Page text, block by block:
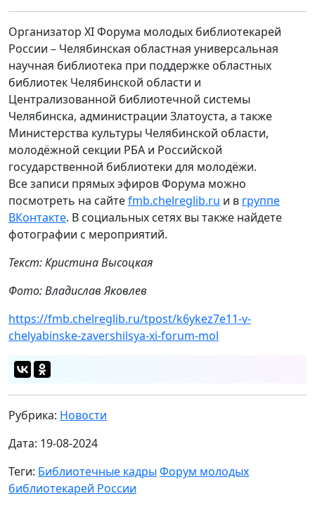
Организатор XI Форума молодых библиотекарей
России – Челябинская областная универсальная
научная библиотека при поддержке областных
библиотек Челябинской области и
Централизованной библиотечной системы
Челябинска, администрации Златоуста, а также
Министерства культуры Челябинской области,
молодёжной секции РБА и Российской
государственной библиотеки для молодёжи.
Все записи прямых эфиров Форума можно
посмотреть на сайтеfmb.chelreglib.ru и в группе
ВКонтакте. В социальных сетях вы также найдете
фотографии с мероприятий.
Текст: Кристина Высоцкая
Фото: Владислав Яковлев
https://fmb.chelreglib.ru/tpost/k6ykez7e11-v-
chelyabinske-zavershilsya-xi-forum-mol
Рубрика: Новости
Дата: 19-08-2024
Теги: Библиотечные кадры Форум молодых
библиотекарей России